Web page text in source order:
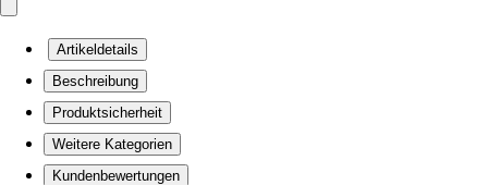
Artikeldetails
Beschreibung
Produktsicherheit
Weitere Kategorien
Kundenbewertungen